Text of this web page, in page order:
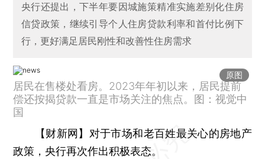
央行还提出，下半年要因城施策精准实施差别化住房
信贷政策，继续引导个人住房贷款利率和首付比例下
行，更好满足居民刚性和改善性住房需求
原图
居民在售楼处看房。2023年年初以来，居民提前
偿还按揭贷款一直是市场关注的焦点。图：视觉中
国
【财新网】 对于市场和老百姓最关心的房地产
政策，央行再次作出积极表态。